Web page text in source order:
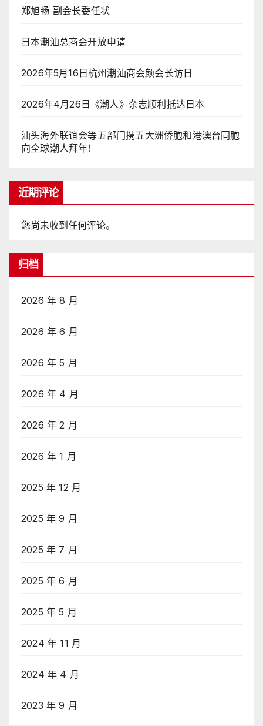
郑旭畅 副会长委任状
日本潮汕总商会开放申请
2026年5月16日杭州潮汕商会颜会长访日
2026年4月26日《潮人》杂志顺利抵达日本
汕头海外联谊会等五部门携五大洲侨胞和港澳台同胞
向全球潮人拜年！
近期评论
您尚未收到任何评论。
归档
2026 年 8 月
2026 年 6 月
2026 年 5 月
2026 年 4 月
2026 年 2 月
2026 年 1 月
2025 年 12 月
2025 年 9 月
2025 年 7 月
2025 年 6 月
2025 年 5 月
2024 年 11 月
2024 年 4 月
2023 年 9 月